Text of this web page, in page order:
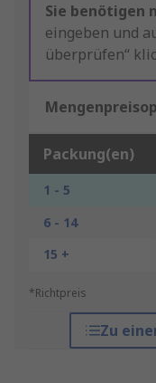
Sie benötigen
eingeben und
überprüfen“
Packung(en)
1 - 5
6 - 14
15 +
*Richtpreis
Zu